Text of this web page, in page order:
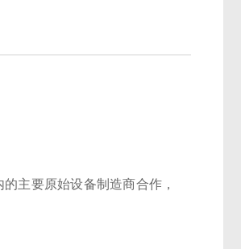
主要原始设备制造商合作，